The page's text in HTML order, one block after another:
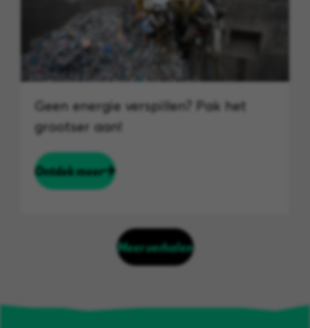
Geen energie verspillen? Pak het
grootser aan!
Ontdek meer
Meer verhalen